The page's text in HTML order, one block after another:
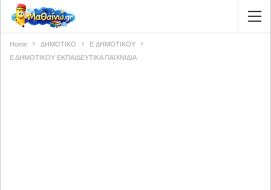
Home ΔΗΜΟΤΙΚΟ
E ΔΗΜΟΤΙΚΟΥ
Ε ΔΗΜΟΤΙΚΟΥ ΕΚΠΑΙΔΕΥΤΙΚΑ ΠΑΙΧΝΙΔΙΑ